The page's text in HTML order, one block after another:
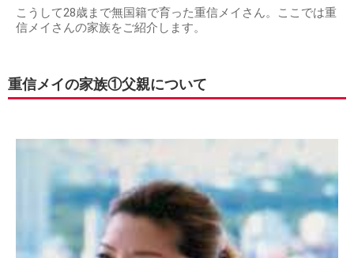
こうして28歳まで無国籍で育った重信メイさん。ここでは重
信メイさんの家族をご紹介します。
重信メイの家族①父親について